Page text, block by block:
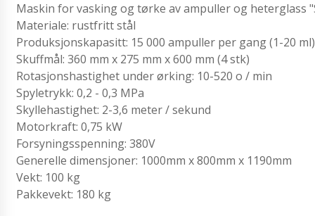
Maskin for vasking og tørke av ampuller og heterglass
Materiale: rustfritt stål
Produksjonskapasitt: 15 000 ampuller per gang (1-20 ml)
Skuffmål: 360 mm x 275 mm x 600 mm (4 stk)
Rotasjonshastighet under ørking: 10-520 o / min
Spyletrykk: 0,2 - 0,3 MPa
Skyllehastighet: 2-3,6 meter / sekund
Motorkraft: 0,75 kW
Forsyningsspenning: 380V
Generelle dimensjoner: 1000mm x 800mm x 1190mm
Vekt: 100 kg
Pakkevekt: 180 kg